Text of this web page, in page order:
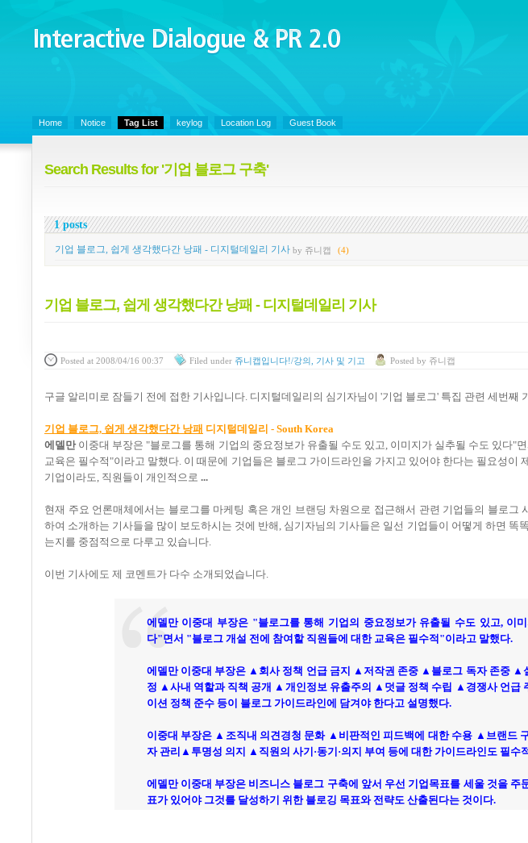
Interactive Dialogue &
PR 2.0
Home Notice Tag List keylog Location Log Guest Book
Search Results for '기업 블로그 구축'
1 posts
기업 블로그, 쉽게 생각했다간 낭패 - 디지털데일리 기사 by 쥬니캡 (4)
기업 블로그, 쉽게 생각했다간 낭패 - 디지털데일리 기사
Posted at 2008/04/16 00:37 Filed under 쥬니캡입니다!/강의, 기사 및 기고 Posted by 쥬니캡
구글 알리미로 잠들기 전에 접한 기사입니다. 디지털데일리의 심기자님이 '기업 블로그' 특집 관련 세번째
기업 블로그, 쉽게 생각했다간 낭패 디지털데일리 - South Korea
에델만이중대 부장은 "블로그를 통해 기업의 중요정보가 유출될 수도 있고, 이미지가 실추될 수도 있다"
교육은 필수적"이라고 말했다. 이 때문에 기업들은 블로그 가이드라인을 가지고 있어야 한다는 필요성이
기업이라도, 직원들이 개인적으로 ...
현재 주요 언론매체에서는 블로그를 마케팅 혹은 개인 브랜딩 차원으로 접근해서 관련 기업들의 블로그
하여 소개하는 기사들을 많이 보도하시는 것에 반해, 심기자님의 기사들은 일선 기업들이 어떻게 하면 똑
는지를 중점적으로 다루고 있습니다.
이번 기사에도 제 코멘트가 다수 소개되었습니다.
에델만 이중대 부장은 "블로그를 통해 기업의 중요정보가 유출될 수도 있고, 이
다"면서 "블로그 개설 전에 참여할 직원들에 대한 교육은 필수적"이라고 말했다.
에델만 이중대 부장은 ▲회사 정책 언급 금지 ▲저작권 존중 ▲블로그 독자 존중 ▲
정 ▲사내 역할과 직책 공개 ▲개인정보 유출주의 ▲덧글 정책 수립 ▲경쟁사 언급
이션 정책 준수 등이 블로그 가이드라인에 담겨야 한다고 설명했다.
이중대 부장은 ▲조직내 의견경청 문화 ▲비판적인 피드백에 대한 수용 ▲브랜드
자 관리▲투명성 의지 ▲직원의 사기·동기·의지 부여 등에 대한 가이드라인도 필수
에델만 이중대 부장은 비즈니스 블로그 구축에 앞서 우선 기업목표를 세울 것을 주
표가 있어야 그것를 달성하기 위한 블로깅 목표와 전략도 산출된다는 것이다.